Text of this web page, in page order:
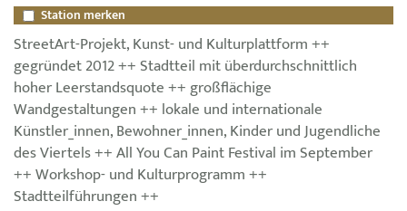
Station merken
StreetArt-Projekt, Kunst- und Kulturplattform ++
gegründet 2012 ++ Stadtteil mit überdurchschnittlich
hoher Leerstandsquote ++ großflächige
Wandgestaltungen ++ lokale und internationale
Künstler_innen, Bewohner_innen, Kinder und Jugendliche
des Viertels ++ All You Can Paint Festival im September
++ Workshop- und Kulturprogramm ++
Stadtteilführungen ++